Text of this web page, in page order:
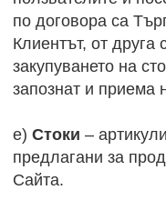
по договора са
Клиентът, от друга
закупуването на
запознат и
e) Стоки –
предлагани за
Сайта.